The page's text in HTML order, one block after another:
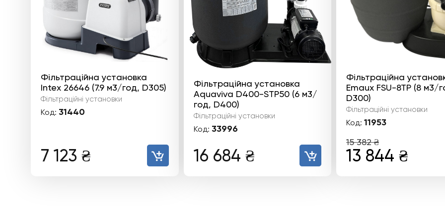
Фільтраційна установка
Intex 26646 (7.9 м3/год, D305)
Фільтраційні установки
Код: 31440
7 123 ₴
Фільтраційна установка
Aquaviva D400-STP50 (6 м3/
год, D400)
Фільтраційні установки
Код: 33996
16 684 ₴
Фільтраційна
Emaux FSU-8TP (8 м3/
D300)
Фільтраційні установки
Код: 11953
15 382₴
13 844 ₴